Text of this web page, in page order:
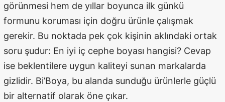
görünmesi hem de yıllar boyunca ilk günkü
formunu koruması için doğru ürünle çalışmak
gerekir. Bu noktada pek çok kişinin aklındaki ortak
soru şudur: En iyi iç cephe boyası hangisi? Cevap
ise beklentilere uygun kaliteyi sunan markalarda
gizlidir. Bi’Boya, bu alanda sunduğu ürünlerle güçlü
bir alternatif olarak öne çıkar.